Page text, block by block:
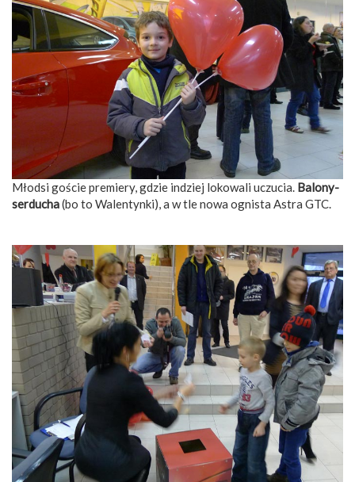
Młodsi goście premiery, gdzie indziej lokowali uczucia. Balony-
serducha(bo to Walentynki), a w tle nowa ognista Astra GTC.